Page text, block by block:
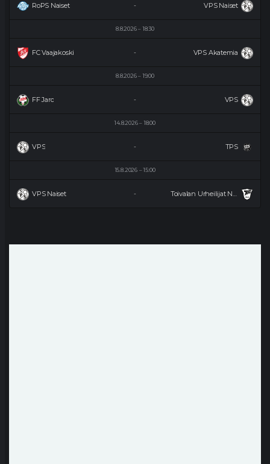
RoPS Naiset VPS Naiset
-
8.8.2026 18:30
FC Vaajakoski VPS Akatemia
-
8.8.2026 19:00
FF Jaro VPS
-
14.8.2026 18:00
VPS TPS
-
15.8.2026 15:00
VPS Naiset -